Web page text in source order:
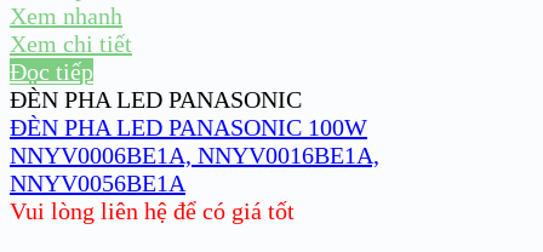
Xem nhanh
Xem chi tiết
Đọc tiếp
ĐÈN PHA LED PANASONIC
ĐÈN PHA LED PANASONIC 100W
NNYV0006BE1A, NNYV0016BE1A,
NNYV0056BE1A
Vui lòng liên hệ để có giá tốt